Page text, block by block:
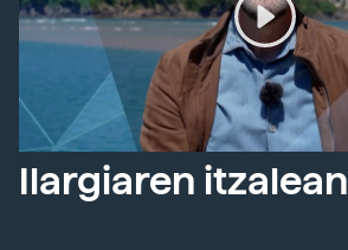
Ilargiaren itzalean